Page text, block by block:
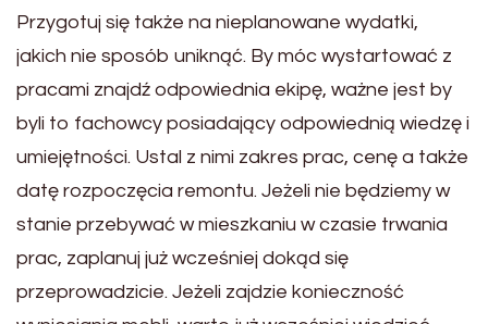
Przygotuj się także na nieplanowane wydatki,
jakich nie sposób uniknąć. By móc wystartować z
pracami znajdź odpowiednia ekipę, ważne jest by
byli to fachowcy posiadający odpowiednią wiedzę i
umiejętności. Ustal z nimi zakres prac, cenę a także
datę rozpoczęcia remontu. Jeżeli nie będziemy w
stanie przebywać w mieszkaniu w czasie trwania
prac, zaplanuj już wcześniej dokąd się
przeprowadzicie. Jeżeli zajdzie konieczność